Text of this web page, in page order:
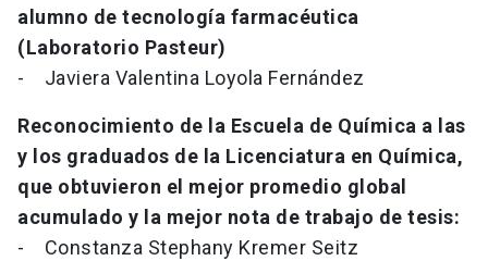
alumno de tecnología farmacéutica
(Laboratorio Pasteur)
- Javiera Valentina Loyola Fernández
Reconocimiento de la Escuela de Química a las
y los graduados de la Licenciatura en Química,
que obtuvieron el mejor promedio global
acumulado y la mejor nota de trabajo de tesis:
- Constanza Stephany Kremer Seitz